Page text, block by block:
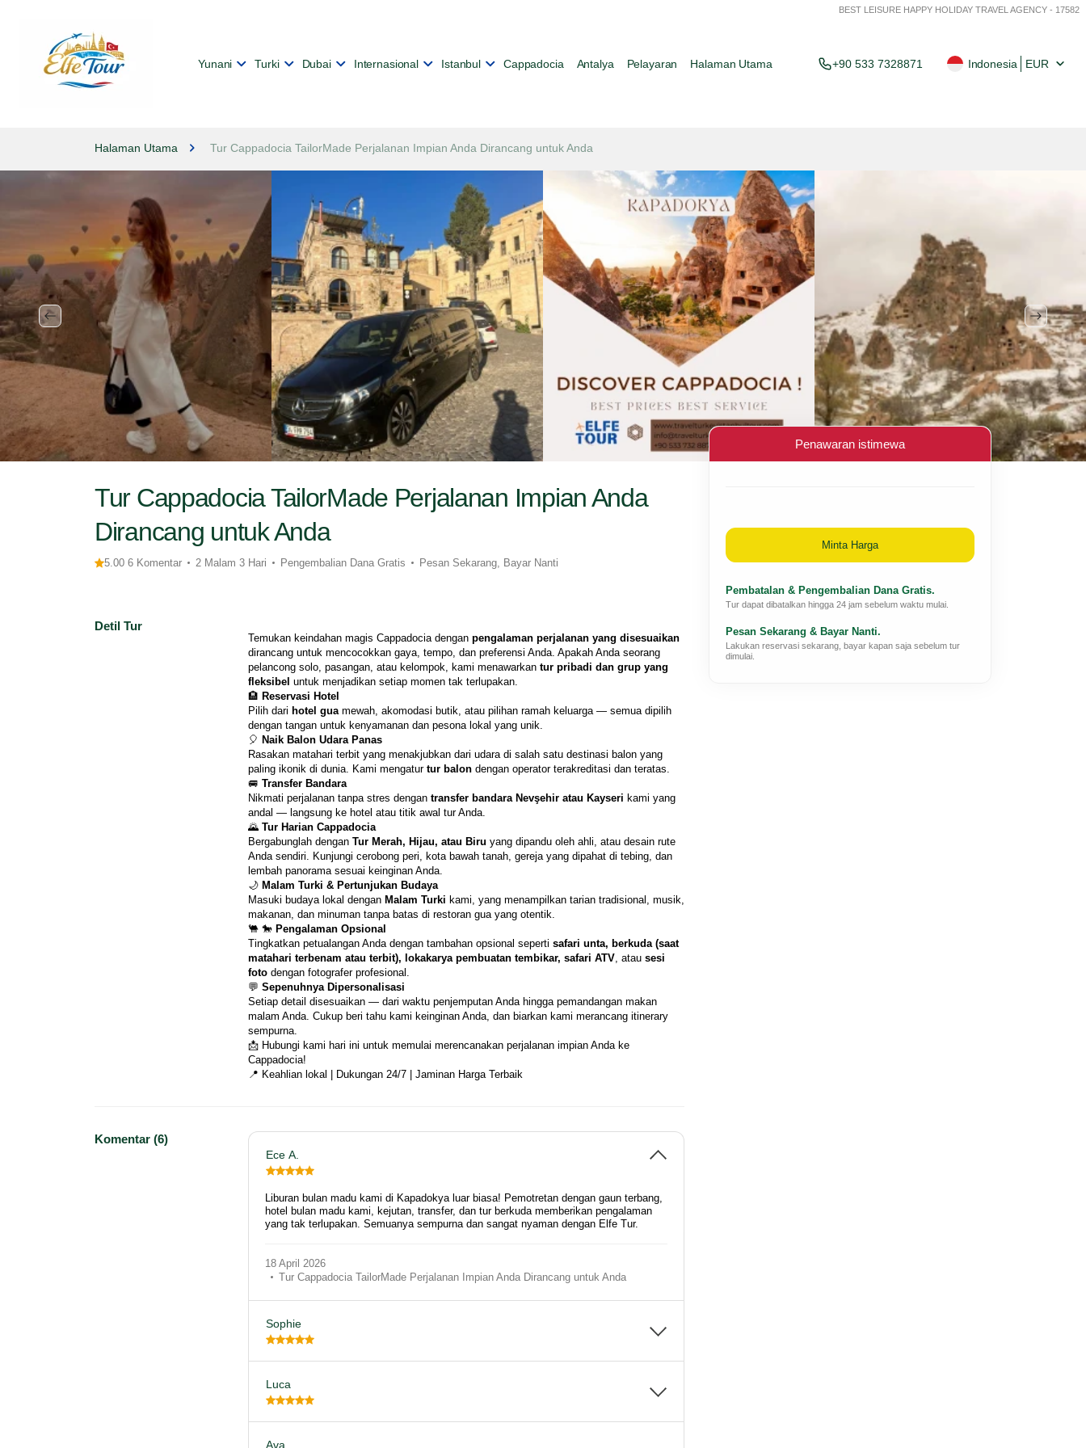
BEST LEISURE HAPPY HOLIDAY TRAVEL AGENCY - 17582
Yunani Turki Dubai Internasional Istanbul Cappadocia Antalya Pelayaran Halaman Utama +90 533 7328871 Indonesia EUR
Halaman Utama Tur Cappadocia TailorMade Perjalanan Impian Anda Dirancang untuk Anda
Tur Cappadocia TailorMade Perjalanan Impian Anda
Dirancang untuk Anda
5.00 6 Komentar 2 Malam 3 Hari Pengembalian Dana Gratis Pesan Sekarang, Bayar Nanti
Detil Tur
Temukan keindahan magis Cappadocia dengan pengalaman perjalanan yang disesuaikan
dirancang untuk mencocokkan gaya, tempo, dan preferensi Anda. Apakah Anda seorang
pelancong solo, pasangan, atau kelompok, kami menawarkan tur pribadi dan grup yang
fleksibel untuk menjadikan setiap momen tak terlupakan.
🏨 Reservasi Hotel
Pilih dari hotel gua mewah, akomodasi butik, atau pilihan ramah keluarga — semua dipilih
dengan tangan untuk kenyamanan dan pesona lokal yang unik.
🎈 Naik Balon Udara Panas
Rasakan matahari terbit yang menakjubkan dari udara di salah satu destinasi balon yang
paling ikonik di dunia. Kami mengatur tur balon dengan operator terakreditasi dan teratas.
🚐 Transfer Bandara
Nikmati perjalanan tanpa stres dengan transfer bandara Nevşehir atau Kayseri kami yang
andal — langsung ke hotel atau titik awal tur Anda.
🌄 Tur Harian Cappadocia
Bergabunglah dengan Tur Merah, Hijau, atau Biru yang dipandu oleh ahli, atau desain rute
Anda sendiri. Kunjungi cerobong peri, kota bawah tanah, gereja yang dipahat di tebing, dan
lembah panorama sesuai keinginan Anda.
🌙 Malam Turki & Pertunjukan Budaya
Masuki budaya lokal dengan Malam Turki kami, yang menampilkan tarian tradisional, musik,
makanan, dan minuman tanpa batas di restoran gua yang otentik.
🐫 🐎 Pengalaman Opsional
Tingkatkan petualangan Anda dengan tambahan opsional seperti safari unta, berkuda (saat
matahari terbenam atau terbit), lokakarya pembuatan tembikar, safari ATV, atau sesi
foto dengan fotografer profesional.
💬 Sepenuhnya Dipersonalisasi
Setiap detail disesuaikan — dari waktu penjemputan Anda hingga pemandangan makan
malam Anda. Cukup beri tahu kami keinginan Anda, dan biarkan kami merancang itinerary
sempurna.
📩 Hubungi kami hari ini untuk memulai merencanakan perjalanan impian Anda ke
Cappadocia!
📍 Keahlian lokal | Dukungan 24/7 | Jaminan Harga Terbaik
Komentar (6)
Ece A.
Liburan bulan madu kami di Kapadokya luar biasa! Pemotretan dengan gaun terbang,
hotel bulan madu kami, kejutan, transfer, dan tur berkuda memberikan pengalaman
yang tak terlupakan. Semuanya sempurna dan sangat nyaman dengan Elfe Tur.
18 April 2026
Tur Cappadocia TailorMade Perjalanan Impian Anda Dirancang untuk Anda
Sophie
Luca
Ava
Penawaran istimewa
Minta Harga
Pembatalan & Pengembalian Dana Gratis.
Tur dapat dibatalkan hingga 24 jam sebelum waktu mulai.
Pesan Sekarang & Bayar Nanti.
Lakukan reservasi sekarang, bayar kapan saja sebelum tur
dimulai.